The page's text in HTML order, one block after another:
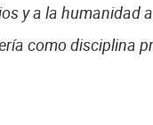
y a la humanidad
como disciplina